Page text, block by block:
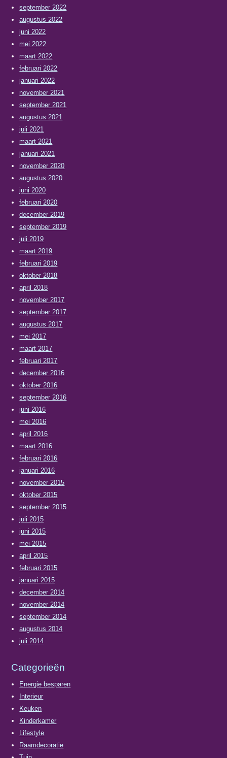
september 2022
augustus 2022
juni 2022
mei 2022
maart 2022
februari 2022
januari 2022
november 2021
september 2021
augustus 2021
juli 2021
maart 2021
januari 2021
november 2020
augustus 2020
juni 2020
februari 2020
december 2019
september 2019
juli 2019
maart 2019
februari 2019
oktober 2018
april 2018
november 2017
september 2017
augustus 2017
mei 2017
maart 2017
februari 2017
december 2016
oktober 2016
september 2016
juni 2016
mei 2016
april 2016
maart 2016
februari 2016
januari 2016
november 2015
oktober 2015
september 2015
juli 2015
juni 2015
mei 2015
april 2015
februari 2015
januari 2015
december 2014
november 2014
september 2014
augustus 2014
juli 2014
Categorieën
Energie besparen
Interieur
Keuken
Kinderkamer
Lifestyle
Raamdecoratie